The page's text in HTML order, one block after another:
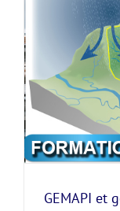
GEMAPI et